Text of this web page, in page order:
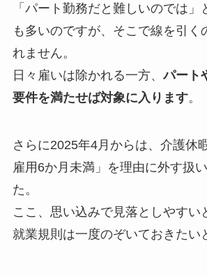
「パート勤務だと難しいのでは
も多いのですが、そこで線を引く
れません。
日々雇いは除かれる一方、パート
要件を満たせば対象に入ります。
さらに2025年4月からは、介護休
雇用6か月未満」を理由に外す扱
た。
ここ、思い込みで見落としやすい
就業規則は一度のぞいておきたい